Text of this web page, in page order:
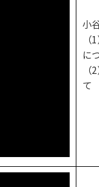
小
に
て